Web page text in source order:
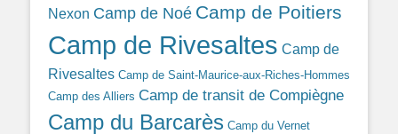
Nexon Camp de Noé Camp de Poitiers
Camp de Rivesaltes Camp de
Rivesaltes Camp de Saint-Maurice-aux-Riches-Hommes
Camp des Alliers Camp de transit de Compiègne
Camp du Barcarès Camp du Vernet